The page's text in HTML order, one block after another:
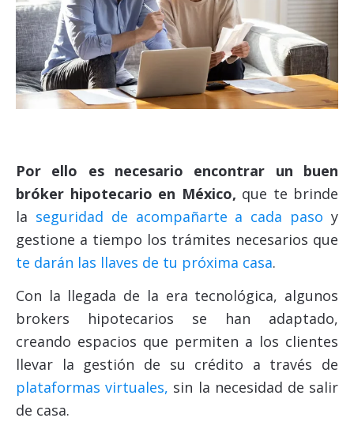
Por ello es necesario encontrar un buen
bróker hipotecario en México, que te brinde
la seguridad de acompañarte a cada paso y
gestione a tiempo los trámites necesarios que
te darán las llaves de tu próxima casa.
Con la llegada de la era tecnológica, algunos
brokers hipotecarios se han adaptado,
creando espacios que permiten a los clientes
llevar la gestión de su crédito a través de
plataformas virtuales, sin la necesidad de salir
de casa.